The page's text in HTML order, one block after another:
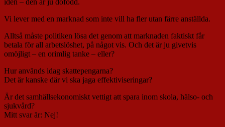
idén – den är ju döfödd.
Vi lever med en marknad som inte vill ha fler utan färre anställda.
Alltså måste politiken lösa det genom att marknaden faktiskt får
betala för all arbetslöshet, på något vis. Och det är ju givetvis
omöjligt – en orimlig tanke – eller?
Hur används idag skattepengarna?
Det är kanske där vi ska jaga effektiviseringar?
Är det samhällsekonomiskt vettigt att spara inom skola, hälso- och
sjukvård?
Mitt svar är: Nej!